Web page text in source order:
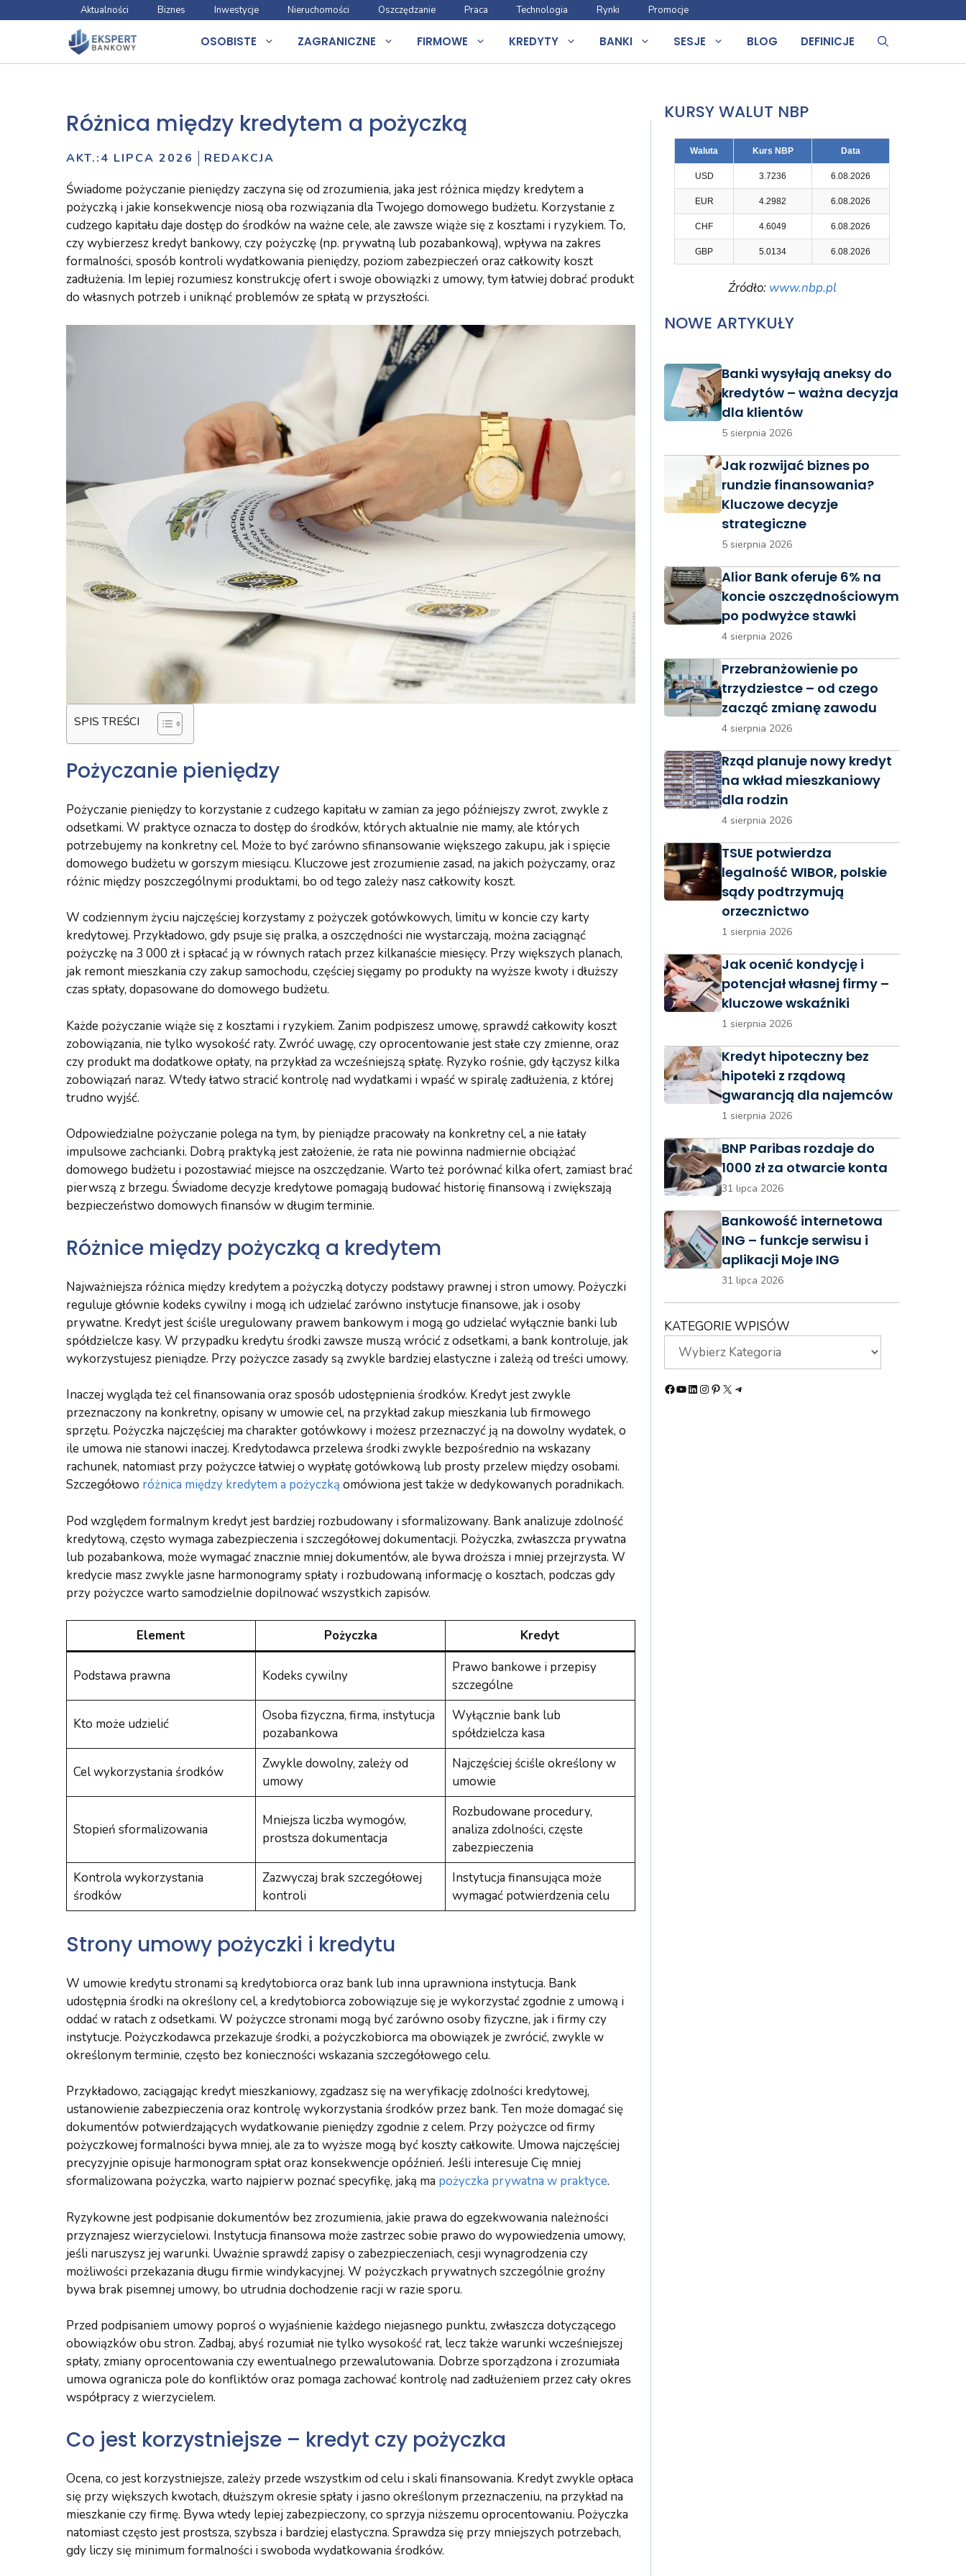
Aktualności Biznes Inwestycje Nieruchomości Oszczędzanie Praca Technologia Rynki Promocje
OSOBISTE ZAGRANICZNE FIRMOWE KREDYTY BANKI SESJE BLOG DEFINICJE
Różnica między kredytem a pożyczką
AKT.:4 LIPCA 2026 REDAKCJA
Świadome pożyczanie pieniędzy zaczyna się od zrozumienia, jaka jest różnica między kredytem a
pożyczką i jakie konsekwencje niosą oba rozwiązania dla Twojego domowego budżetu. Korzystanie z
cudzego kapitału daje dostęp do środków na ważne cele, ale zawsze wiąże się z kosztami i ryzykiem. To,
czy wybierzesz kredyt bankowy, czy pożyczkę (np. prywatną lub pozabankową), wpływa na zakres
formalności, sposób kontroli wydatkowania pieniędzy, poziom zabezpieczeń oraz całkowity koszt
zadłużenia. Im lepiej rozumiesz konstrukcję ofert i swoje obowiązki z umowy, tym łatwiej dobrać produkt
do własnych potrzeb i uniknąć problemów ze spłatą w przyszłości.
SPIS TREŚCI
Pożyczanie pieniędzy
Pożyczanie pieniędzy to korzystanie z cudzego kapitału w zamian za jego późniejszy zwrot, zwykle z
odsetkami. W praktyce oznacza to dostęp do środków, których aktualnie nie mamy, ale których
potrzebujemy na konkretny cel. Może to być zarówno sfinansowanie większego zakupu, jak i spięcie
domowego budżetu w gorszym miesiącu. Kluczowe jest zrozumienie zasad, na jakich pożyczamy, oraz
różnic między poszczególnymi produktami, bo od tego zależy nasz całkowity koszt.
W codziennym życiu najczęściej korzystamy z pożyczek gotówkowych, limitu w koncie czy karty
kredytowej. Przykładowo, gdy psuje się pralka, a oszczędności nie wystarczają, można zaciągnąć
pożyczkę na 3 000 zł i spłacać ją w równych ratach przez kilkanaście miesięcy. Przy większych planach,
jak remont mieszkania czy zakup samochodu, częściej sięgamy po produkty na wyższe kwoty i dłuższy
czas spłaty, dopasowane do domowego budżetu.
Każde pożyczanie wiąże się z kosztami i ryzykiem. Zanim podpiszesz umowę, sprawdź całkowity koszt
zobowiązania, nie tylko wysokość raty. Zwróć uwagę, czy oprocentowanie jest stałe czy zmienne, oraz
czy produkt ma dodatkowe opłaty, na przykład za wcześniejszą spłatę. Ryzyko rośnie, gdy łączysz kilka
zobowiązań naraz. Wtedy łatwo stracić kontrolę nad wydatkami i wpaść w spiralę zadłużenia, z której
trudno wyjść.
Odpowiedzialne pożyczanie polega na tym, by pieniądze pracowały na konkretny cel, a nie łatały
impulsowe zachcianki. Dobrą praktyką jest założenie, że rata nie powinna nadmiernie obciążać
domowego budżetu i pozostawiać miejsce na oszczędzanie. Warto też porównać kilka ofert, zamiast brać
pierwszą z brzegu. Świadome decyzje kredytowe pomagają budować historię finansową i zwiększają
bezpieczeństwo domowych finansów w długim terminie.
Różnice między pożyczką a kredytem
Najważniejsza różnica między kredytem a pożyczką dotyczy podstawy prawnej i stron umowy. Pożyczki
reguluje głównie kodeks cywilny i mogą ich udzielać zarówno instytucje finansowe, jak i osoby
prywatne. Kredyt jest ściśle uregulowany prawem bankowym i mogą go udzielać wyłącznie banki lub
spółdzielcze kasy. W przypadku kredytu środki zawsze muszą wrócić z odsetkami, a bank kontroluje, jak
wykorzystujesz pieniądze. Przy pożyczce zasady są zwykle bardziej elastyczne i zależą od treści umowy.
Inaczej wygląda też cel finansowania oraz sposób udostępnienia środków. Kredyt jest zwykle
przeznaczony na konkretny, opisany w umowie cel, na przykład zakup mieszkania lub firmowego
sprzętu. Pożyczka najczęściej ma charakter gotówkowy i możesz przeznaczyć ją na dowolny wydatek, o
ile umowa nie stanowi inaczej. Kredytodawca przelewa środki zwykle bezpośrednio na wskazany
rachunek, natomiast przy pożyczce łatwiej o wypłatę gotówkową lub prosty przelew między osobami.
Szczegółowo różnica między kredytem a pożyczką omówiona jest także w dedykowanych poradnikach.
Pod względem formalnym kredyt jest bardziej rozbudowany i sformalizowany. Bank analizuje zdolność
kredytową, często wymaga zabezpieczenia i szczegółowej dokumentacji. Pożyczka, zwłaszcza prywatna
lub pozabankowa, może wymagać znacznie mniej dokumentów, ale bywa droższa i mniej przejrzysta. W
kredycie masz zwykle jasne harmonogramy spłaty i rozbudowaną informację o kosztach, podczas gdy
przy pożyczce warto samodzielnie dopilnować wszystkich zapisów.
Element Pożyczka Kredyt
Podstawa prawna Kodeks cywilny
Prawo bankowe i przepisy
szczególne
Kto może udzielić
Osoba fizyczna, firma, instytucja
pozabankowa
Wyłącznie bank lub
spółdzielcza kasa
Cel wykorzystania środków
Zwykle dowolny, zależy od
umowy
Najczęściej ściśle określony w
umowie
Stopień sformalizowania
Mniejsza liczba wymogów,
prostsza dokumentacja
Rozbudowane procedury,
analiza zdolności, częste
zabezpieczenia
Kontrola wykorzystania
środków
Zazwyczaj brak szczegółowej
kontroli
Instytucja finansująca może
wymagać potwierdzenia celu
Strony umowy pożyczki i kredytu
W umowie kredytu stronami są kredytobiorca oraz bank lub inna uprawniona instytucja. Bank
udostępnia środki na określony cel, a kredytobiorca zobowiązuje się je wykorzystać zgodnie z umową i
oddać w ratach z odsetkami. W pożyczce stronami mogą być zarówno osoby fizyczne, jak i firmy czy
instytucje. Pożyczkodawca przekazuje środki, a pożyczkobiorca ma obowiązek je zwrócić, zwykle w
określonym terminie, często bez konieczności wskazania szczegółowego celu.
Przykładowo, zaciągając kredyt mieszkaniowy, zgadzasz się na weryfikację zdolności kredytowej,
ustanowienie zabezpieczenia oraz kontrolę wykorzystania środków przez bank. Ten może domagać się
dokumentów potwierdzających wydatkowanie pieniędzy zgodnie z celem. Przy pożyczce od firmy
pożyczkowej formalności bywa mniej, ale za to wyższe mogą być koszty całkowite. Umowa najczęściej
precyzyjnie opisuje harmonogram spłat oraz konsekwencje opóźnień. Jeśli interesuje Cię mniej
sformalizowana pożyczka, warto najpierw poznać specyfikę, jaką ma pożyczka prywatna w praktyce.
Ryzykowne jest podpisanie dokumentów bez zrozumienia, jakie prawa do egzekwowania należności
przyznajesz wierzycielowi. Instytucja finansowa może zastrzec sobie prawo do wypowiedzenia umowy,
jeśli naruszysz jej warunki. Uważnie sprawdź zapisy o zabezpieczeniach, cesji wynagrodzenia czy
możliwości przekazania długu firmie windykacyjnej. W pożyczkach prywatnych szczególnie groźny
bywa brak pisemnej umowy, bo utrudnia dochodzenie racji w razie sporu.
Przed podpisaniem umowy poproś o wyjaśnienie każdego niejasnego punktu, zwłaszcza dotyczącego
obowiązków obu stron. Zadbaj, abyś rozumiał nie tylko wysokość rat, lecz także warunki wcześniejszej
spłaty, zmiany oprocentowania czy ewentualnego przewalutowania. Dobrze sporządzona i zrozumiała
umowa ogranicza pole do konfliktów oraz pomaga zachować kontrolę nad zadłużeniem przez cały okres
współpracy z wierzycielem.
Co jest korzystniejsze – kredyt czy pożyczka
Ocena, co jest korzystniejsze, zależy przede wszystkim od celu i skali finansowania. Kredyt zwykle opłaca
się przy większych kwotach, dłuższym okresie spłaty i jasno określonym przeznaczeniu, na przykład na
mieszkanie czy firmę. Bywa wtedy lepiej zabezpieczony, co sprzyja niższemu oprocentowaniu. Pożyczka
natomiast często jest prostsza, szybsza i bardziej elastyczna. Sprawdza się przy mniejszych potrzebach,
gdy liczy się minimum formalności i swoboda wydatkowania środków.
KURSY WALUT NBP
Waluta Kurs NBP Data
USD 3.7236 6.08.2026
EUR 4.2982 6.08.2026
CHF 4.6049 6.08.2026
GBP 5.0134 6.08.2026
Źródło: www.nbp.pl
NOWE ARTYKUŁY
Banki wysyłają aneksy do
kredytów – ważna decyzja
dla klientów
5 sierpnia 2026
Jak rozwijać biznes po
rundzie finansowania?
Kluczowe decyzje
strategiczne
5 sierpnia 2026
Alior Bank oferuje 6% na
koncie oszczędnościowym
po podwyżce stawki
4 sierpnia 2026
Przebranżowienie po
trzydziestce – od czego
zacząć zmianę zawodu
4 sierpnia 2026
Rząd planuje nowy kredyt
na wkład mieszkaniowy
dla rodzin
4 sierpnia 2026
TSUE potwierdza
legalność WIBOR, polskie
sądy podtrzymują
orzecznictwo
1 sierpnia 2026
Jak ocenić kondycję i
potencjał własnej firmy –
kluczowe wskaźniki
1 sierpnia 2026
Kredyt hipoteczny bez
hipoteki z rządową
gwarancją dla najemców
1 sierpnia 2026
BNP Paribas rozdaje do
1000 zł za otwarcie konta
31 lipca 2026
Bankowość internetowa
ING – funkcje serwisu i
aplikacji Moje ING
31 lipca 2026
KATEGORIE WPISÓW
Facebook
YouTube
LinkedIn
Instagram
Pinterest
X Telegram